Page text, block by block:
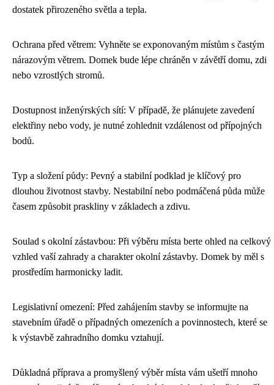
dostatek přirozeného světla a tepla.
Ochrana před větrem: Vyhněte se exponovaným místům s častým ​​
nárazovým větrem. Domek bude lépe chráněn v závětří domu, zdi
nebo vzrostlých stromů.
Dostupnost inženýrských sítí: V případě, že plánujete zavedení
elektřiny nebo vody, je nutné zohlednit vzdálenost od přípojných
bodů.
Typ a složení půdy: Pevný a stabilní podklad je klíčový pro
dlouhou životnost stavby. Nestabilní nebo podmáčená půda může
časem způsobit praskliny v základech a zdivu.
Soulad s okolní zástavbou: Při výběru místa berte ohled na celkový
vzhled vaší zahrady a charakter okolní zástavby. Domek by měl s
prostředím harmonicky ladit.
Legislativní omezení: Před zahájením stavby se informujte na
stavebním úřadě o případných omezeních a povinnostech, které se
k výstavbě zahradního domku vztahují.
Důkladná příprava a promyšlený výběr místa vám ušetří mnoho